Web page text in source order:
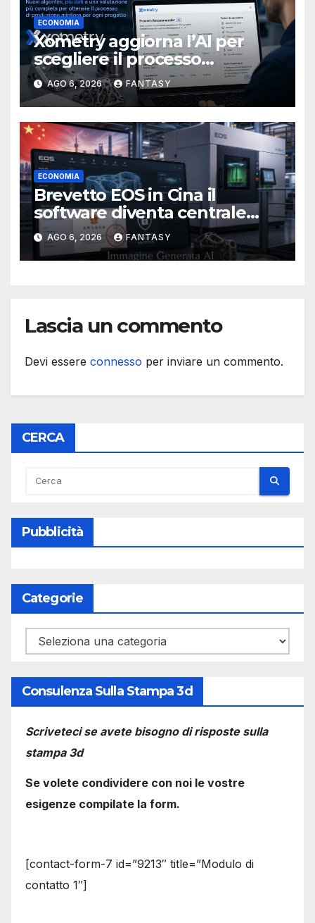
ECONOMIA
Xometry aggiorna l’AI per
scegliere il processo
produttivo più adatto
AGO 6, 2026 FANTASY
ECONOMIA
Brevetto EOS in Cina il
software diventa centrale
nella stampa 3D industriale
AGO 6, 2026 FANTASY
Lascia un commento
Devi essere connesso per inviare un commento.
CERCA
Pubblicità
Categorie
Categorie
Consulenza Sulla Stampa 3d
Scriveteci se avete bisogno di risposte sulla
stampa 3d
Se volete condividere con noi le vostre
esigenze compilate la form.
[contact-form-7 id=”9213″ title=”Modulo di
contatto 1″]